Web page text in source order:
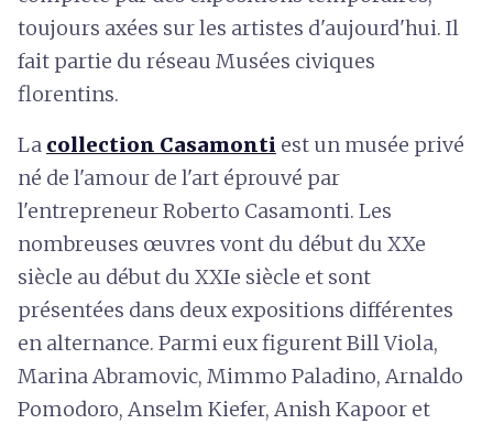
toujours axées sur les artistes d'aujourd'hui. Il
fait partie du réseau Musées civiques
florentins.
La collection Casamonti est un musée privé
né de l'amour de l'art éprouvé par
l'entrepreneur Roberto Casamonti. Les
nombreuses œuvres vont du début du XXe
siècle au début du XXIe siècle et sont
présentées dans deux expositions différentes
en alternance. Parmi eux figurent Bill Viola,
Marina Abramovic, Mimmo Paladino, Arnaldo
Pomodoro, Anselm Kiefer, Anish Kapoor et